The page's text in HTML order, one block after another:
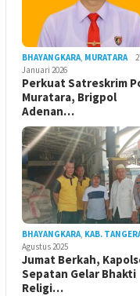
BHAYANGKARA MURATARA
Januari 2026
Perkuat Satreskrim
Muratara, Brigpol
Adenan…
BHAYANGKARA KAB.
Agustus 2025
Jumat Berkah,
Sepatan Gelar Bhakti
Religi…